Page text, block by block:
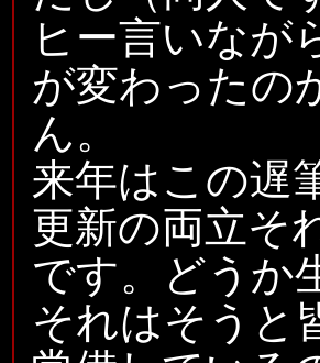
ヒー言いなが
が変わったの
ん。
来年はこの遅
更新の両立そ
です。どうか
それはそうと